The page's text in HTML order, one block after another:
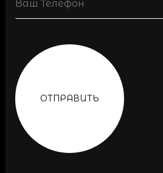
(Обязательно)